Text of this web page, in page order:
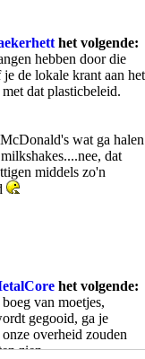
het volgende:
hebben door die
de lokale krant aan het
dat plasticbeleid.
wat ga halen
dat
middels zo'n
het volgende:
van moetjes,
gegooid, ga je
overheid zouden
zien.